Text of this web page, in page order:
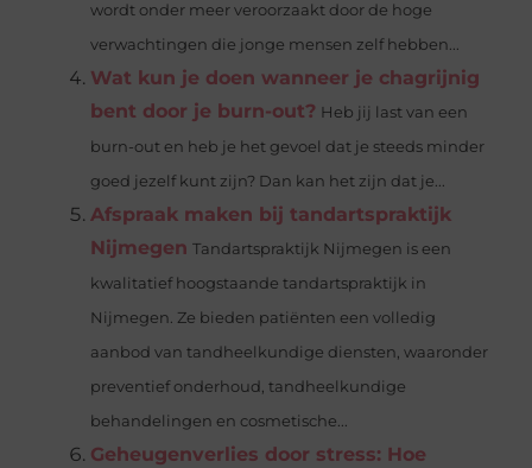
wordt onder meer veroorzaakt door de hoge
verwachtingen die jonge mensen zelf hebben...
Wat kun je doen wanneer je chagrijnig
bent door je burn-out? Heb jij last van een
burn-out en heb je het gevoel dat je steeds minder
goed jezelf kunt zijn? Dan kan het zijn dat je...
Afspraak maken bij tandartspraktijk
Nijmegen Tandartspraktijk Nijmegen is een
kwalitatief hoogstaande tandartspraktijk in
Nijmegen. Ze bieden patiënten een volledig
aanbod van tandheelkundige diensten, waaronder
preventief onderhoud, tandheelkundige
behandelingen en cosmetische...
Geheugenverlies door stress: Hoe